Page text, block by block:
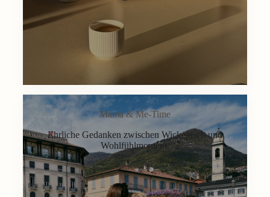
Mama & Me-Time
Ehrliche Gedanken zwischen Wickeltisch und
Wohlfühlmoment.
Lifestyle